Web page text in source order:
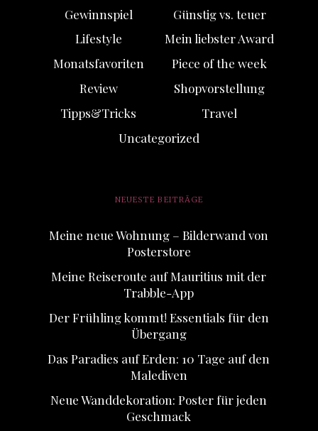
Gewinnspiel
Günstig vs. teuer
Lifestyle
Mein liebster Award
Monatsfavoriten
Piece of the week
Review
Shopvorstellung
Tipps&Tricks
Travel
Uncategorized
NEUESTE BEITRÄGE
Meine neue Wohnung – Bilderwand von
Posterstore
Meine Reiseroute auf Mauritius mit der
Trabble-App
Der Frühling kommt! Essentials für den
Übergang
Das Paradies auf Erden: 10 Tage auf den
Malediven
Neue Wanddekoration: Poster für jeden
Geschmack